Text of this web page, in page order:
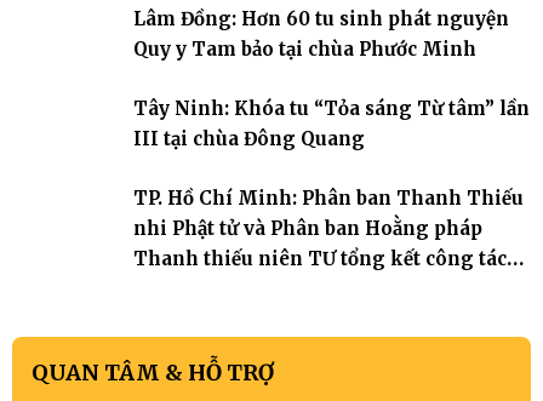
Tháp). Những tuần tu học ngắn ngủi nhưng đã trở thành hành
trang quý báu, gieo những hạt giống thiện l
Lâm Đồng: Hơn 60 tu sinh phát nguyện
Quy y Tam bảo tại chùa Phước Minh
Tây Ninh: Khóa tu “Tỏa sáng Từ tâm” lần
III tại chùa Đông Quang
TP. Hồ Chí Minh: Phân ban Thanh Thiếu
nhi Phật tử và Phân ban Hoằng pháp
Thanh thiếu niên TƯ tổng kết công tác
QUAN TÂM & HỖ TRỢ